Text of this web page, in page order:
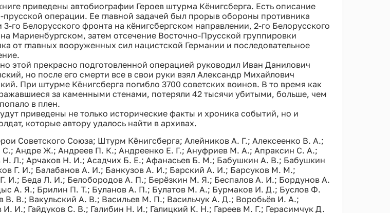
приведены автобиографии Героев штурма Кёнигсберга. Есть описание
прусской операции. Ее главной задачей был прорыв обороны противника
3-го Белорусского фронта на кёнигсбергском направлении, 2-го Белорусского
Мариенбургском, затем отсечение Восточно-Прусской группировки
от главных вооруженных сил нацистской Германии и последовательное
этой прекрасно подготовленной операцией руководил Иван Данилович
но после его смерти все в свои руки взял Александр Михайлович
При штурме Кёнигсберга погибло 3700 советских воинов. В то время как
за каменными стенами, потеряли 42 тысячи убитыми, больше, чем
в плен.
приведены не только исторические факты и хроника событий, но и
которые автору удалось найти в архивах.
Советского Союза; Штурм Кёнигсберга; Алейников А. Г.; Алексеенко В. А.;
С.; Андре Ж.; Андреев П. К.; Андреенко Е. Г.; Ануфриев М. А.; Апраксин С. А.;
Н. Л.; Арчаков Н. И.; Асадчих Б. Е.; Афанасьев Б. М.; Бабушкин А. В.; Бабушкин
Г. И.; Балабанов А. И.; Банкузов А. И.; Барский А. И.; Барсуков М. М.;
И.; Беда Л. И.; Белобородов А. П.; Берёзкин М. Я.; Беспалов А. И.; Бордунов А.
А. Я.; Брилин П. Т.; Буланов А. П.; Булатов М. А.; Бурмаков И. Д.; Буслов Ф.
В. В.; Вакульский А. В.; Васильев М. П.; Васильчук А. Д.; Воробьёв И. А.;
И. И.; Гайдуков С. В.; Галибин Н. И.; Галицкий К. Н.; Гареев М. Г.; Герасимчук Д.